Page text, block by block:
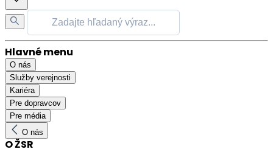
Hlavné menu
O nás
Služby verejnosti
Kariéra
Pre dopravcov
Pre média
O nás
O ŽSR